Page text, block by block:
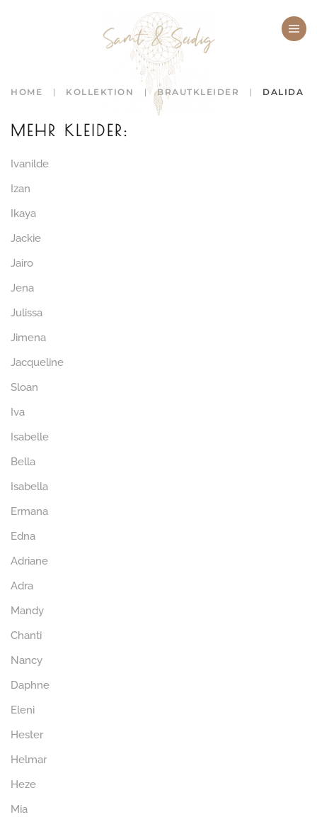
Zum Hauptinhalt springen
HOME KOLLEKTION BRAUTKLEIDER DALIDA
MEHR KLEIDER:
Ivanilde
Izan
Ikaya
Jackie
Jairo
Jena
Julissa
Jimena
Jacqueline
Sloan
Iva
Isabelle
Bella
Isabella
Ermana
Edna
Adriane
Adra
Mandy
Chanti
Nancy
Daphne
Eleni
Hester
Helmar
Heze
Mia